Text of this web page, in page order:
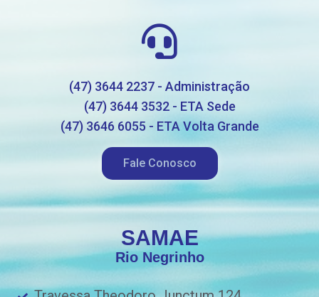
(47) 3644 2237 - Administração
(47) 3644 3532 - ETA Sede
(47) 3646 6055 - ETA Volta Grande
Fale Conosco
SAMAE
Rio Negrinho